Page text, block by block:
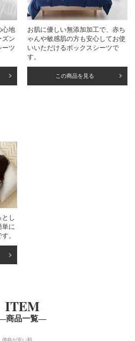
心地
ズン
ーツ
お肌に優しい無添加加工で、赤ち
ゃんや敏感肌の方も安心してお使
いいただけるボックスシーツで
す。
この商品を見る
し
単に
。
ITEM
商品一覧―
価格が安い順